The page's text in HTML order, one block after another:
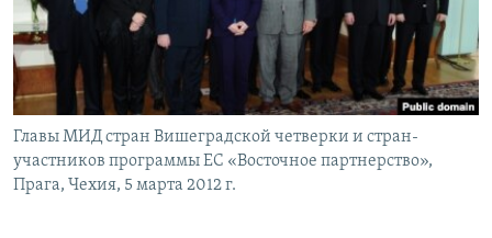
Հայերեն
English
Русский
Все сайты Радио Азатутюн
Главы МИД стран Вишеградской четверки и стран-
участников программы ЕС «Восточное партнерство»,
Прага, Чехия, 5 марта 2012 г.